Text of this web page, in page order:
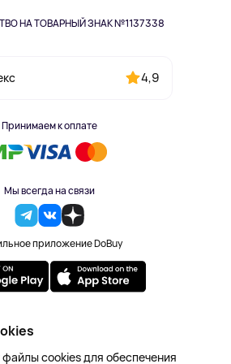
НА ТОВАРНЫЙ ЗНАК №1137338
4,9
Принимаем к оплате
Мы всегда на связи
приложение DoBuy
DoBuy. Все права защищены
персональных данных
соглашение
файлы cookies для обеспечения